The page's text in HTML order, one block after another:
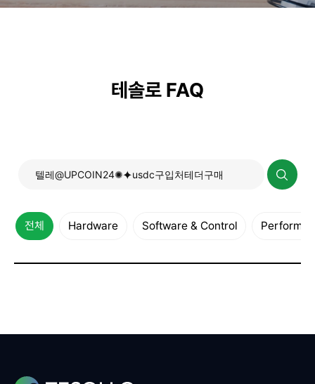
테솔로 FAQ
전체 Hardware Software & Control